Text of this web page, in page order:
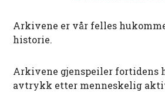
Arkivene er vår felles
historie.
Arkivene gjenspeiler fortidens
avtrykk etter menneskelig